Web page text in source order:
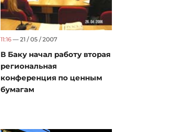
11:16 — 21 / 05 / 2007
В Баку начал работу вторая
региональная
конференция по ценным
бумагам